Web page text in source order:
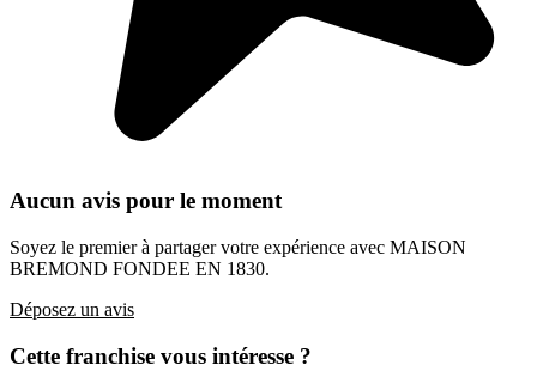
Aucun avis pour le moment
Soyez le premier à partager votre expérience avec MAISON
BREMOND FONDEE EN 1830.
Déposez un avis
Cette franchise vous intéresse ?